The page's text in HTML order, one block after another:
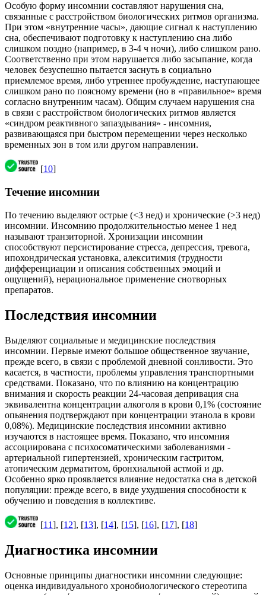
Особую форму инсомнии составляют нарушения сна,
связанные с расстройством биологических ритмов организма.
При этом «внутренние часы», дающие сигнал к наступлению
сна, обеспечивают подготовку к наступлению сна либо
слишком поздно (например, в 3-4 ч ночи), либо слишком рано.
Соответственно при этом нарушается либо засыпание, когда
человек безуспешно пытается заснуть в социально
приемлемое время, либо утреннее пробуждение, наступающее
слишком рано по поясному времени (но в «правильное» время
согласно внутренним часам). Общим случаем нарушения сна
в связи с расстройством биологических ритмов является
«синдром реактивного запаздывания» - инсомния,
развивающаяся при быстром перемещении через несколько
временных зон в том или другом направлении.
[10]
Течение инсомнии
По течению выделяют острые (<3 нед) и хронические (>3 нед)
инсомнии. Инсомнию продолжительностью менее 1 нед
называют транзиторной. Хронизации инсомнии
способствуют персистирование стресса, депрессия, тревога,
ипохондрическая установка, алекситимия (трудности
дифференциации и описания собственных эмоций и
ощущений), нерациональное применение снотворных
препаратов.
Последствия инсомнии
Выделяют социальные и медицинские последствия
инсомнии. Первые имеют большое общественное звучание,
прежде всего, в связи с проблемой дневной сонливости. Это
касается, в частности, проблемы управления транспортными
средствами. Показано, что по влиянию на концентрацию
внимания и скорость реакции 24-часовая депривация сна
эквивалентна концентрации алкоголя в крови 0,1% (состояние
опьянения подтверждают при концентрации этанола в крови
0,08%). Медицинские последствия инсомнии активно
изучаются в настоящее время. Показано, что инсомния
ассоциирована с психосоматическими заболеваниями -
артериальной гипертензией, хроническим гастритом,
атопическим дерматитом, бронхиальной астмой и др.
Особенно ярко проявляется влияние недостатка сна в детской
популяции: прежде всего, в виде ухудшения способности к
обучению и поведения в коллективе.
[11], [12], [13], [14], [15], [16], [17], [18]
Диагностика инсомнии
Основные принципы диагностики инсомнии следующие:
оценка индивидуального хронобиологического стереотипа